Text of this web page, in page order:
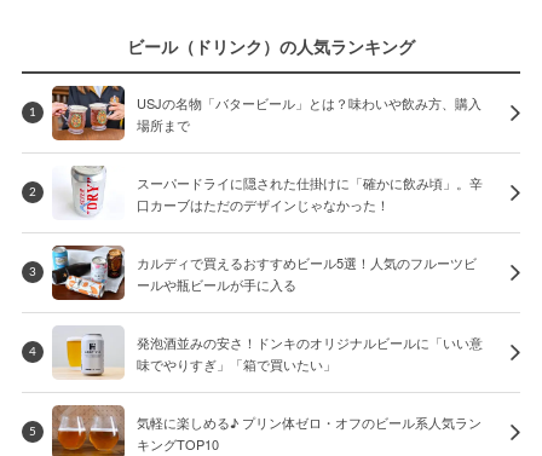
ビール（ドリンク）の人気ランキング
1
USJの名物「バタービール」とは？味わいや飲み方、購入
場所まで
2
スーパードライに隠された仕掛けに「確かに飲み頃」。辛
口カーブはただのデザインじゃなかった！
3
カルディで買えるおすすめビール5選！人気のフルーツビ
ールや瓶ビールが手に入る
4
発泡酒並みの安さ！ドンキのオリジナルビールに「いい意
味でやりすぎ」「箱で買いたい」
5
気軽に楽しめる♪ プリン体ゼロ・オフのビール系人気ラン
キングTOP10